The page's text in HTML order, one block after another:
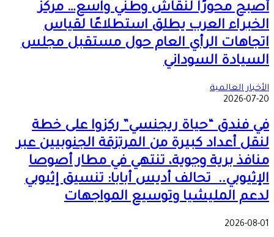
أصبح محورًا لنقاش وطني واسع… مركز
الخبراء العرب يطلق استطلاعًا لقياس
اتجاهات الرأي العام حول مستقبل مجلس
السيادة السوداني
الأخبار العالمية
2026-07-20
في فندق “حياة ريجنسي” ركزوا على خطة
لنقل أعداد كبيرة من المرتزقة الجنوبيين عبر
منافذ برية وجوية، تنتهي في مطار أصوصا
الإثيوبي.. تحالف أديس أبابا: تنسيق إثيوبي
لدعم المليشيا وتوسيع المواجهات
2026-08-01